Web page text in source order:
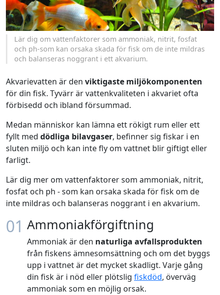
Lär dig om vattenfaktorer som ammoniak, nitrit, fosfat
och ph-som kan orsaka skada för fisk om de inte mildras
och balanseras noggrant i ett akvarium.
Akvarievatten är den viktigaste miljökomponenten
för din fisk. Tyvärr är vattenkvaliteten i akvariet ofta
förbisedd och ibland försummad.
Medan människor kan lämna ett rökigt rum eller ett
fyllt med dödliga bilavgaser, befinner sig fiskar i en
sluten miljö och kan inte fly om vattnet blir giftigt eller
farligt.
Lär dig mer om vattenfaktorer som ammoniak, nitrit,
fosfat och ph - som kan orsaka skada för fisk om de
inte mildras och balanseras noggrant i en akvarium.
01 Ammoniakförgiftning
Ammoniak är den naturliga avfallsprodukten
från fiskens ämnesomsättning och om det byggs
upp i vattnet är det mycket skadligt. Varje gång
din fisk är i nöd eller plötslig fiskdöd, överväg
ammoniak som en möjlig orsak.